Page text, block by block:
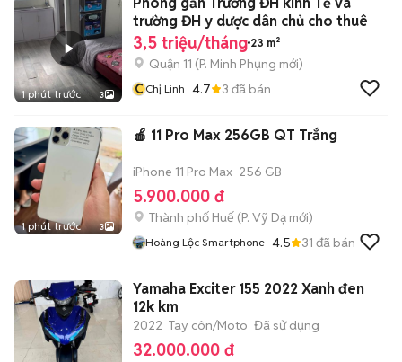
1 phút trước 3
trường ĐH y dược dân chủ cho thuê
3,5 triệu/tháng 23 m²
Quận 11 (P. Minh Phụng mới)
CChị Linh 4.7 3 đã bán
1 phút trước 3
🍎 11 Pro Max 256GB QT Trắng
iPhone 11 Pro Max 256 GB
5.900.000 đ
Thành phố Huế (P. Vỹ Dạ mới)
Hoàng Lộc Smartphone 4.5 31 đã bán
Yamaha Exciter 155 2022 Xanh đen
12k km
2022 Tay côn/Moto Đã sử dụng
32.000.000 đ